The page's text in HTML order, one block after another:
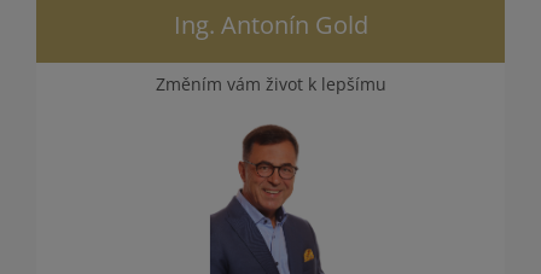
Ing. Antonín Gold
Změním vám život k lepšímu